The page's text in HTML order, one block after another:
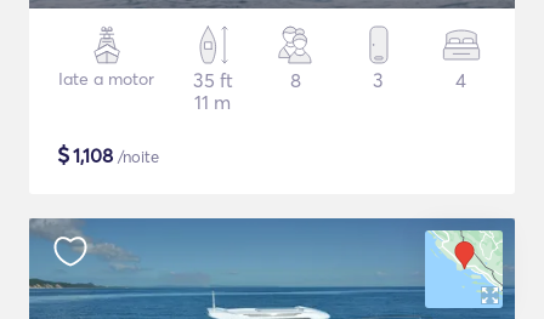
Iate a motor
35 ft
11 m
8 3 4
$1,108 /noite